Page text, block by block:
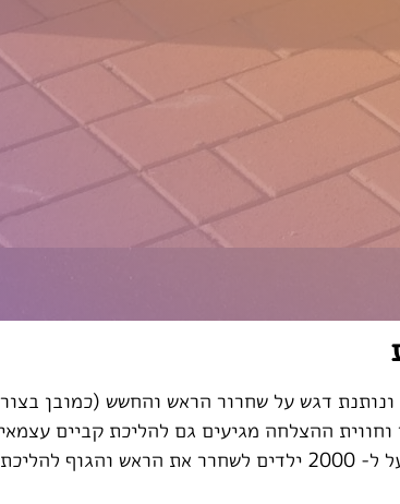
ונותנת דגש על שחרור הראש והחשש (כמובן
וחווית ההצלחה מגיעים גם להליכת קביים
פעמית :) זכיתי ללמד מעל ל- 2000 ילדים לשחרר את הראש